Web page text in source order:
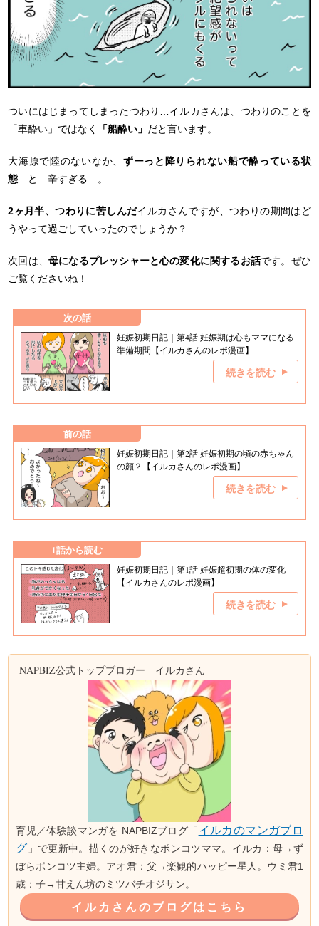
ついにはじまってしまったつわり…イルカさんは、つわりのことを
「車酔い」ではなく
「船酔い」 だと言います。
大海原で陸のないなか、 ずーっと降りられない船で酔っている状
態 …と…辛すぎる…。
2ヶ月半、つわりに苦しんだイルカさんですが、つわりの期間はど
うやって過ごしていったのでしょうか？
次回は、 母になるプレッシャーと心の変化に関するお話です。ぜひ
ご覧くださいね！
次の話
妊娠初期日記｜第4話 妊娠期は心もママになる
準備期間【イルカさんのレポ漫画】
続きを読む
前の話
妊娠初期日記｜第2話 妊娠初期の頃の赤ちゃん
の顔？【イルカさんのレポ漫画】
続きを読む
1話から読む
妊娠初期日記｜第1話 妊娠超初期の体の変化
【イルカさんのレポ漫画】
続きを読む
NAPBIZ公式トップブロガー イルカさん
育児／体験談マンガを NAPBIZブログ「 イルカのマンガブロ
グ 」で更新中。描くのが好きなポンコツママ。イルカ：母→ず
ぼらポンコツ主婦。アオ君：父→楽観的ハッピー星人。ウミ君1
歳：子→甘えん坊のミツバチオジサン。
イルカさんのブログはこちら